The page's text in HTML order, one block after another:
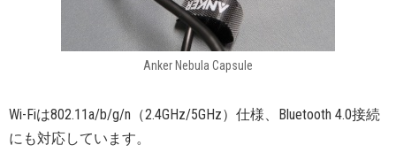
Anker Nebula Capsule
Wi-Fiは802.11a/b/g/n（2.4GHz/5GHz）仕様、Bluetooth 4.0接続
にも対応しています。